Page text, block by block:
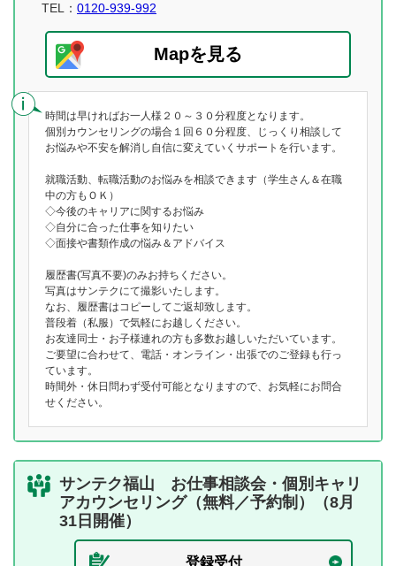
TEL： 0120-939-992
Mapを見る
時間は早ければお一人様２０～３０分程度となります。
個別カウンセリングの場合１回６０分程度、じっくり相談して
お悩みや不安を解消し自信に変えていくサポートを行います。
就職活動、転職活動のお悩みを相談できます（学生さん＆在職
中の方もＯＫ）
◇今後のキャリアに関するお悩み
◇自分に合った仕事を知りたい
◇面接や書類作成の悩み＆アドバイス
履歴書(写真不要)のみお持ちください。
写真はサンテクにて撮影いたします。
なお、履歴書はコピーしてご返却致します。
普段着（私服）で気軽にお越しください。
お友達同士・お子様連れの方も多数お越しいただいています。
ご要望に合わせて、電話・オンライン・出張でのご登録も行っ
ています。
時間外・休日問わず受付可能となりますので、お気軽にお問合
せください。
サンテク福山 お仕事相談会・個別キャリ
アカウンセリング（無料／予約制）（8月
31日開催）
登録受付